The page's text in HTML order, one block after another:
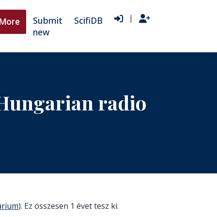
More
Submit
new
ScifiDB |
radio
). Ez összesen 1 évet tesz ki.